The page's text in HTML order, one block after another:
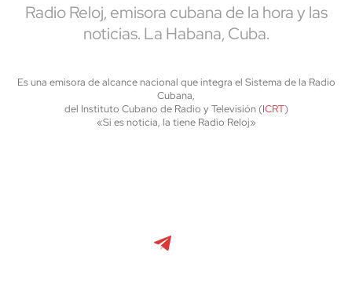
Radio Reloj, emisora cubana de la hora y las
noticias. La Habana, Cuba.
Es una emisora de alcance nacional que integra el Sistema de la Radio
Cubana,
del Instituto Cubano de Radio y Televisión (ICRT)
«Si es noticia, la tiene Radio Reloj»